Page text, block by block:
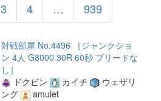
3 4 … 939
対戦部屋 No.4496 ［ジャンクショ
ン 4人 G8000 30R 60秒 ブリードな
し］
ドクビン
カイチ
ウェザリ
ング
amulet